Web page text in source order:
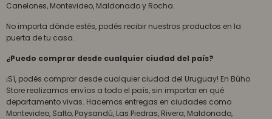
Canelones, Montevideo, Maldonado y Rocha.
No importa dónde estés, podés recibir nuestros productos en la
puerta de tu casa.
¿Puedo comprar desde cualquier ciudad del país?
¡Sí, podés comprar desde cualquier ciudad del Uruguay! En Búho
Store realizamos envíos a todo el país, sin importar en qué
departamento vivas. Hacemos entregas en ciudades como
Montevideo, Salto, Paysandú, Las Piedras, Rivera, Maldonado,